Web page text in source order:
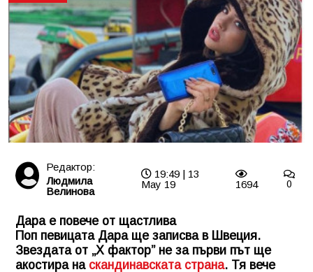
Редактор:
Людмила
Велинова
19:49 | 13
May 19
1694 0
Дара е повече от щастлива
Поп певицата Дара ще записва в Швеция.
Звездата от „Х фактор” не за първи път ще
акостира наскандинавската страна. Тя вече